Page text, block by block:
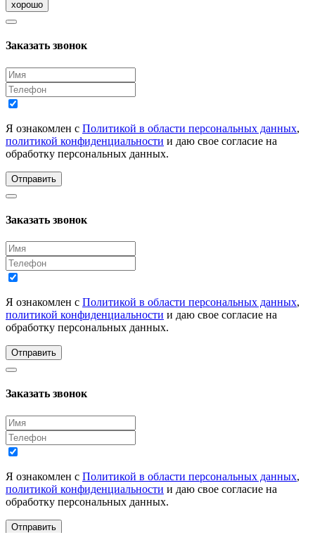
хорошо
Заказать звонок
Я ознакомлен с Политикой в области персональных данных,
политикой конфиденциальности и даю свое согласие на
обработку персональных данных.
Отправить
Заказать звонок
Я ознакомлен с Политикой в области персональных данных,
политикой конфиденциальности и даю свое согласие на
обработку персональных данных.
Отправить
Заказать звонок
Я ознакомлен с Политикой в области персональных данных,
политикой конфиденциальности и даю свое согласие на
обработку персональных данных.
Отправить